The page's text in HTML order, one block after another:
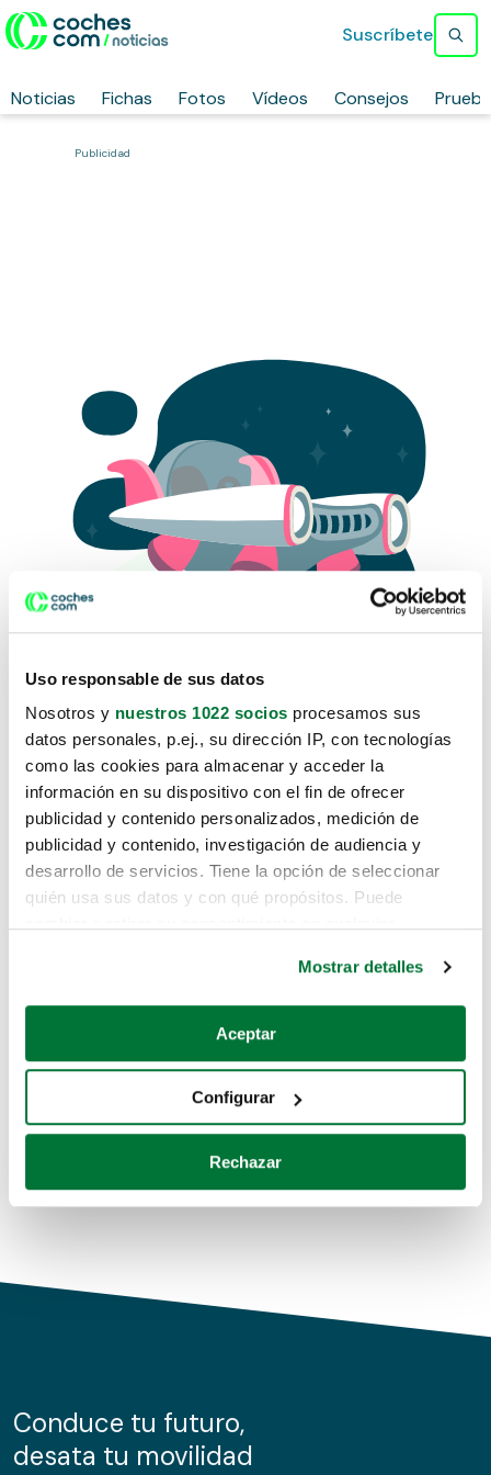
Uso responsable de sus datos
Nosotros y nuestros 1022 socios procesamos sus
datos personales, p.ej., su dirección IP, con tecnologías
como las cookies para almacenar y acceder la
información en su dispositivo con el fin de ofrecer
publicidad y contenido personalizados, medición de
publicidad y contenido, investigación de audiencia y
desarrollo de servicios. Tiene la opción de seleccionar
quién usa sus datos y con qué propósitos. Puede
Si lo permite, también quisiéramos:
Recopilar información sobre su ubicación geográfica
Identificar su dispositivo analizándolo activamente
para buscar características específicas (huellas
Obtenga más información sobre cómo se procesan sus
de cookies.
información sobre el uso que haga del sitio web con
nuestros partners de redes sociales, publicidad y análisis
Mostrar detalles
Aceptar
Configurar
Rechazar
Noticias Fichas Fotos Vídeos Consejos
Suscríbete
Publicidad
Lo sentimos, no sabemos como
te hemos traido hasta aquí.
Pero puedes encontrar el coche que estás
buscando en alguno de estos enlaces:
Coches de segunda mano
Coches de km0
Conduce tu futuro,
desata tu movilidad